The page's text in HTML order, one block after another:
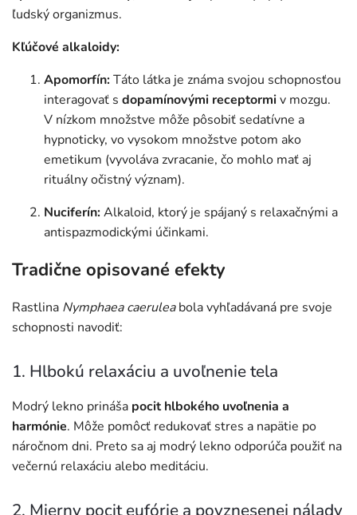
ľudský organizmus.
Kľúčové alkaloidy:
Apomorfín:Táto látka je známa svojou schopnosťou
interagovať s dopamínovými receptormiv mozgu.
V nízkom množstve môže pôsobiť sedatívne a
hypnoticky, vo vysokom množstve potom ako
emetikum (vyvoláva zvracanie, čo mohlo mať aj
rituálny očistný význam).
Nuciferín:Alkaloid, ktorý je spájaný s relaxačnými a
antispazmodickými účinkami.
Tradične opisované efekty
Rastlina Nymphaea caeruleabola vyhľadávaná pre svoje
schopnosti navodiť:
1. Hlbokú relaxáciu a uvoľnenie tela
Modrý lekno prináša pocit hlbokého uvoľnenia a
harmónie. Môže pomôcť redukovať stres a napätie po
náročnom dni. Preto sa aj modrý lekno odporúča použiť na
večernú relaxáciu alebo meditáciu.
2. Mierny pocit eufórie a povznesenej nálady